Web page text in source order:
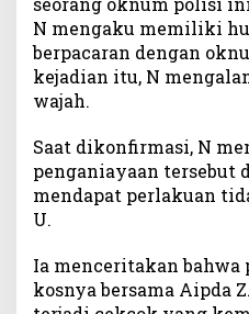
c
a
r
O
u
m
P
i
s
i
N mengaku memiliki
berpacaran dengan
kejadian itu, N
wajah.
Saat dikonfirmasi, N
penganiayaan tersebut
mendapat perlakuan
U.
Ia menceritakan bahwa
kosnya bersama Aipda